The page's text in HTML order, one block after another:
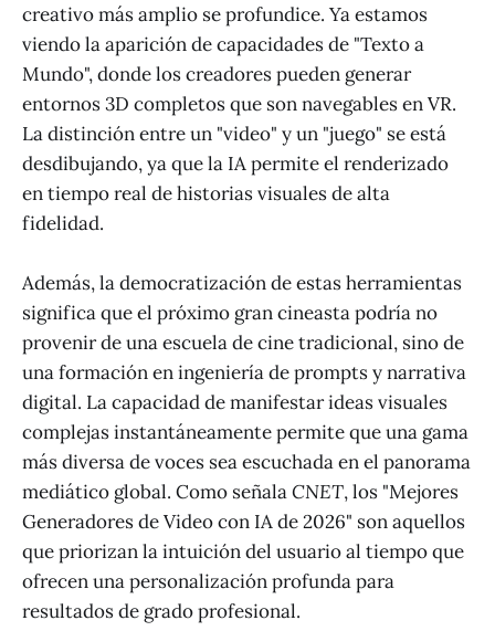
creativo más amplio se profundice. Ya estamos
viendo la aparición de capacidades de "Texto a
Mundo", donde los creadores pueden generar
entornos 3D completos que son navegables en VR.
La distinción entre un "video" y un "juego" se está
desdibujando, ya que la IA permite el renderizado
en tiempo real de historias visuales de alta
fidelidad.
Además, la democratización de estas herramientas
significa que el próximo gran cineasta podría no
provenir de una escuela de cine tradicional, sino de
una formación en ingeniería de prompts y narrativa
digital. La capacidad de manifestar ideas visuales
complejas instantáneamente permite que una gama
más diversa de voces sea escuchada en el panorama
mediático global. Como señalaCNET, los "Mejores
Generadores de Video con IA de 2026" son aquellos
que priorizan la intuición del usuario al tiempo que
ofrecen una personalización profunda para
resultados de grado profesional.